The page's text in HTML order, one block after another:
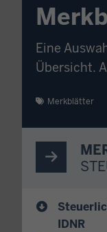
Eine
Übersicht.
Merkblätter
IDNR